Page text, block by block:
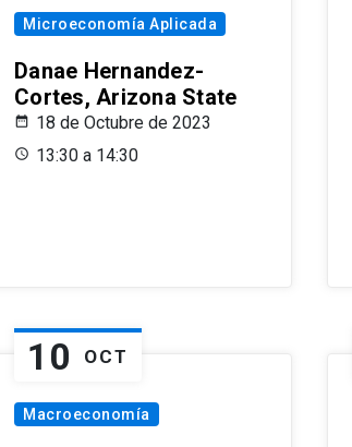
Microeconomía Aplicada
Danae Hernandez-
Cortes, Arizona State
18 de Octubre de 2023
13:30 a 14:30
10 OCT
Macroeconomía